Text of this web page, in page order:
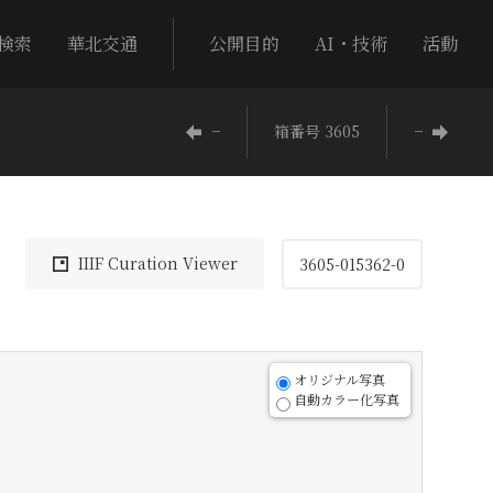
索 華北交通 公開目的 AI・技術 活動
− 箱番号 3605 −
IIIF Curation Viewer 3605-015362-0
オリジナル写真
自動カラー化写真